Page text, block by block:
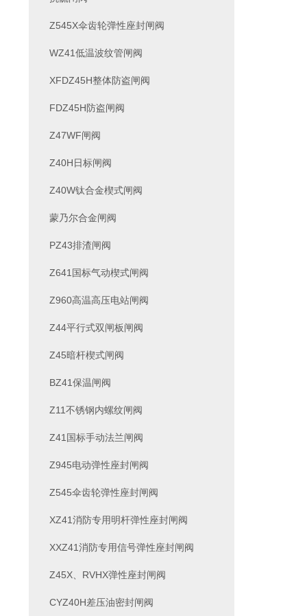
Z545X伞齿轮弹性座封闸阀
WZ41低温波纹管闸阀
XFDZ45H整体防盗闸阀
FDZ45H防盗闸阀
Z47WF闸阀
Z40H日标闸阀
Z40W钛合金楔式闸阀
蒙乃尔合金闸阀
PZ43排渣闸阀
Z641国标气动楔式闸阀
Z960高温高压电站闸阀
Z44平行式双闸板闸阀
Z45暗杆楔式闸阀
BZ41保温闸阀
Z11不锈钢内螺纹闸阀
Z41国标手动法兰闸阀
Z945电动弹性座封闸阀
Z545伞齿轮弹性座封闸阀
XZ41消防专用明杆弹性座封闸阀
XXZ41消防专用信号弹性座封闸阀
Z45X、RVHX弹性座封闸阀
CYZ40H差压油密封闸阀